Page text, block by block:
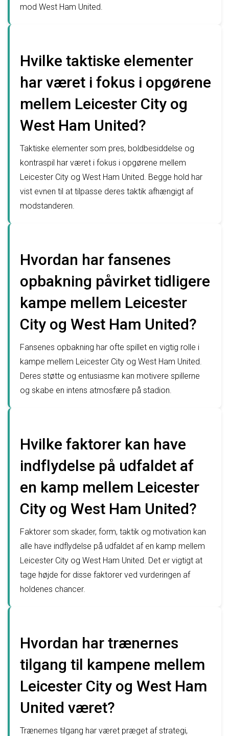
mod West Ham United.
Hvilke taktiske elementer
har været i fokus i opgørene
mellem Leicester City og
West Ham United?
Taktiske elementer som pres, boldbesiddelse og
kontraspil har været i fokus i opgørene mellem
Leicester City og West Ham United. Begge hold har
vist evnen til at tilpasse deres taktik afhængigt af
modstanderen.
Hvordan har fansenes
opbakning påvirket tidligere
kampe mellem Leicester
City og West Ham United?
Fansenes opbakning har ofte spillet en vigtig rolle i
kampe mellem Leicester City og West Ham United.
Deres støtte og entusiasme kan motivere spillerne
og skabe en intens atmosfære på stadion.
Hvilke faktorer kan have
indflydelse på udfaldet af
en kamp mellem Leicester
City og West Ham United?
Faktorer som skader, form, taktik og motivation kan
alle have indflydelse på udfaldet af en kamp mellem
Leicester City og West Ham United. Det er vigtigt at
tage højde for disse faktorer ved vurderingen af
holdenes chancer.
Hvordan har trænernes
tilgang til kampene mellem
Leicester City og West Ham
United været?
Trænernes tilgang har været præget af strategi,